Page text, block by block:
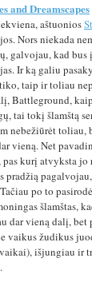
and Dreamscapes
aštuonios
Nors niekada
galvojau, kad bus
Ir ką galiu
taip ir toliau
Battleground,
tai tokį šlamštą
nebežiūrėt toliau,
vieną. Net
pas kurį atvyksta jo
pradžią
po to
šlamštas,
dar vieną dalį, bet
vaikus žudikus
išjungiau ir